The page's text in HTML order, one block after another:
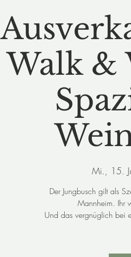
Walk &
Mi., 15.
Der Jungbusch gilt als
Mannheim. Ihr
Und das vergnüglich bei